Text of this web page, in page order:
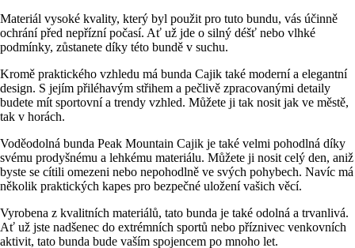
Materiál vysoké kvality, který byl použit pro tuto bundu, vás účinně
ochrání před nepřízní počasí. Ať už jde o silný déšť nebo vlhké
podmínky, zůstanete díky této bundě v suchu.
Kromě praktického vzhledu má bunda Cajik také moderní a elegantní
design. S jejím přiléhavým střihem a pečlivě zpracovanými detaily
budete mít sportovní a trendy vzhled. Můžete ji tak nosit jak ve městě,
tak v horách.
Voděodolná bunda Peak Mountain Cajik je také velmi pohodlná díky
svému prodyšnému a lehkému materiálu. Můžete ji nosit celý den, aniž
byste se cítili omezeni nebo nepohodlně ve svých pohybech. Navíc má
několik praktických kapes pro bezpečné uložení vašich věcí.
Vyrobena z kvalitních materiálů, tato bunda je také odolná a trvanlivá.
Ať už jste nadšenec do extrémních sportů nebo příznivec venkovních
aktivit, tato bunda bude vaším spojencem po mnoho let.